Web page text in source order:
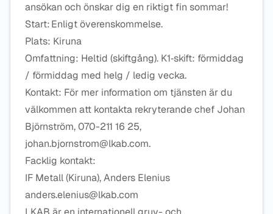
ansökan och önskar dig en riktigt fin sommar!
Start: Enligt överenskommelse.
Plats: Kiruna
Omfattning: Heltid (skiftgång). K1‑skift: förmiddag
/ förmiddag med helg / ledig vecka.
Kontakt: För mer information om tjänsten är du
välkommen att kontakta rekryterande chef Johan
Björnström, 070-211 16 25,
johan.bjornstrom@lkab.com.
Facklig kontakt:
IF Metall (Kiruna), Anders Elenius
anders.elenius@lkab.com